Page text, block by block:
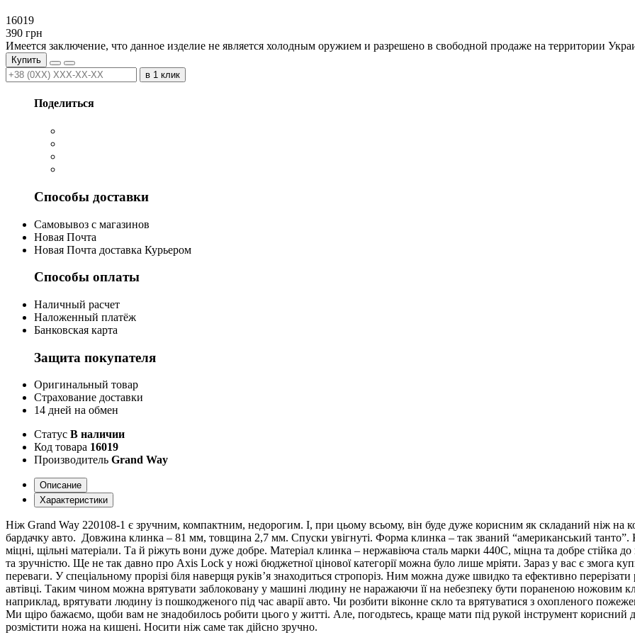
16019
390 грн
Имеется заключение, что данное изделие не является холодным оружием и разрешено в свободной продаже на территории
Купить
в 1 клик
Поделиться
Способы доставки
Cамовывоз с магазинов
Новая Почта
Новая Почта доставка Курьером
Способы оплаты
Наличный расчет
Наложенный платёж
Банковская карта
Защита покупателя
Оригинальный товар
Страхование доставки
14 дней на обмен
Статус В наличии
Код товара 16019
Производитель Grand Way
Описание
Характеристики
Ніж Grand Way 220108-1 є зручним, компактним, недорогим. І, при цьому всьому, він буде дуже корисним як складаний ніж
бардачку авто. Довжина клинка – 81 мм, товщина 2,7 мм. Спуски увігнуті. Форма клинка – так званий “американський танто”.
міцні, щільні матеріали. Та й ріжуть вони дуже добре. Матеріал клинка – нержавіюча сталь марки 440С, міцна та добре стійка
та зручністю. Ще не так давно про Axis Lock у ножі бюджетної цінової категорії можна було лише мріяти. Зараз у вас є змога
переваги. У спеціальному прорізі біля наверщя руків’я знаходиться стропоріз. Ним можна дуже швидко та ефективно
автівці. Таким чином можна врятувати заблоковану у машині людину не наражаючи її на небезпеку бути пораненою ножовим
наприклад, врятувати людину із пошкодженого під час аварії авто. Чи розбити віконне скло та врятуватися з охопленого
Ми щіро бажаємо, щоби вам не знадобилось робити цього у житті. Але, погодьтесь, краще мати під рукой інструмент корисний
розмістити ножа на кишені. Носити ніж саме так дійсно зручно.